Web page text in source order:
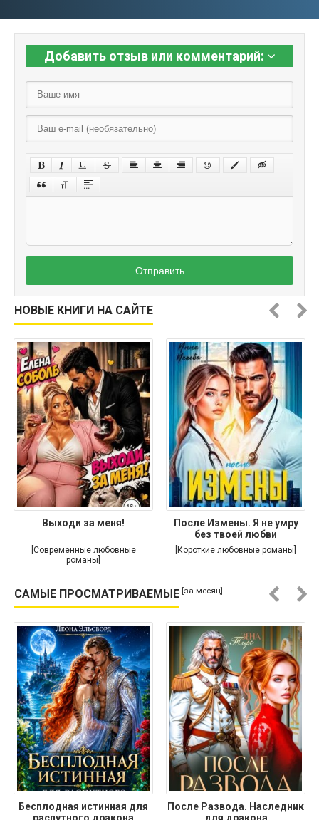
Добавить отзыв или комментарий:
Отправить
НОВЫЕ КНИГИ НА САЙТЕ
Выходи за меня!
[Современные любовные
романы]
После Измены. Я не умру
без твоей любви
[Короткие любовные романы]
САМЫЕ ПРОСМАТРИВАЕМЫЕ [за месяц]
Бесплодная истинная для
распутного дракона
После Развода. Наследник
для дракона